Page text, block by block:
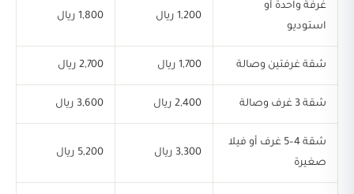
غرفة واحدة أو
استوديو
1,200 ريال 1,800 ريال
شقة غرفتين وصالة 1,700 ريال 2,700 ريال
شقة 3 غرف وصالة 2,400 ريال 3,600 ريال
شقة 4–5 غرف أو فيلا
صغيرة
3,300 ريال 5,200 ريال